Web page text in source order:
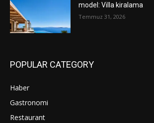
model: Villa kiralama
Temmuz 31, 2026
POPULAR CATEGORY
Haber
Gastronomi
Restaurant